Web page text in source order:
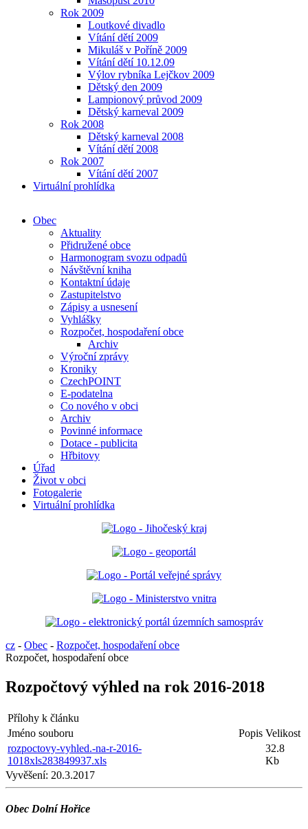
Rok 2009
Loutkové divadlo
Vítání dětí 2009
Mikuláš v Poříně 2009
Vítání dětí 10.12.09
Výlov rybníka Lejčkov 2009
Dětský den 2009
Lampionový průvod 2009
Dětský karneval 2009
Rok 2008
Dětský karneval 2008
Vítání dětí 2008
Rok 2007
Vítání dětí 2007
Virtuální prohlídka
Obec
Aktuality
Přidružené obce
Harmonogram svozu odpadů
Návštěvní kniha
Kontaktní údaje
Zastupitelstvo
Zápisy a usnesení
Vyhlášky
Rozpočet, hospodaření obce
Archiv
Výroční zprávy
Kroniky
CzechPOINT
E-podatelna
Co nového v obci
Archiv
Povinné informace
Dotace - publicita
Hřbitovy
Úřad
Život v obci
Fotogalerie
Virtuální prohlídka
cz - Obec - Rozpočet, hospodaření obce
Rozpočet, hospodaření obce
Rozpočtový výhled na rok 2016-2018
Přílohy k článku
Jméno souboru
Popis Velikost
rozpoctovy-vyhled.-na-r-2016-
1018xls283849937.xls
32.8
Kb
Vyvěšení: 20.3.2017
Obec Dolní Hořice